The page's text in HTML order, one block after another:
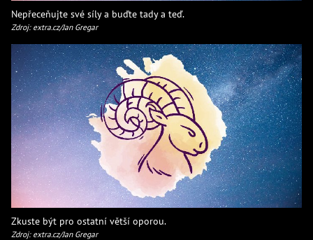
Nepřeceňujte své síly a buďte tady a teď.
Zdroj: extra.cz/Jan Gregar
Zkuste být pro ostatní větší oporou.
Zdroj: extra.cz/Jan Gregar